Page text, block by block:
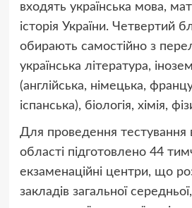
входять українська мова,
історія України. Четвертий
обирають самостійно з
українська література,
(англійська, німецька,
іспанська), біологія, хімія,
Для проведення тестування
області підготовлено 44
екзаменаційні центри, що
закладів загальної